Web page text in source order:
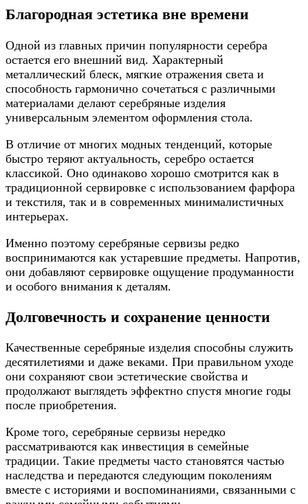
Благородная эстетика вне времени
Одной из главных причин популярности серебра
остается его внешний вид. Характерный
металлический блеск, мягкие отражения света и
способность гармонично сочетаться с различными
материалами делают серебряные изделия
универсальным элементом оформления стола.
В отличие от многих модных тенденций, которые
быстро теряют актуальность, серебро остается
классикой. Оно одинаково хорошо смотрится как в
традиционной сервировке с использованием фарфора
и текстиля, так и в современных минималистичных
интерьерах.
Именно поэтому серебряные сервизы редко
воспринимаются как устаревшие предметы. Напротив,
они добавляют сервировке ощущение продуманности
и особого внимания к деталям.
Долговечность и сохранение ценности
Качественные серебряные изделия способны служить
десятилетиями и даже веками. При правильном уходе
они сохраняют свои эстетические свойства и
продолжают выглядеть эффектно спустя многие годы
после приобретения.
Кроме того, серебряные сервизы нередко
рассматриваются как инвестиция в семейные
традиции. Такие предметы часто становятся частью
наследства и передаются следующим поколениям
вместе с историями и воспоминаниями, связанными с